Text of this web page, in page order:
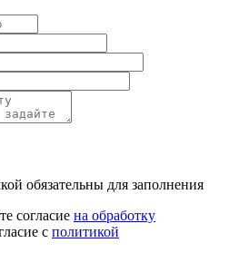
обязательны для заполнения
согласие на обработку
с политикой